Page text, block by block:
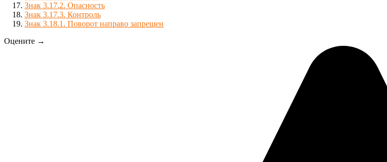
Знак 3.17.2. Опасность
Знак 3.17.3. Контроль
Знак 3.18.1. Поворот направо запрещен
Оцените →